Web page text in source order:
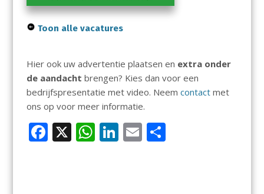
Toon alle vacatures
Hier ook uw advertentie plaatsen en extra onder
de aandacht brengen? Kies dan voor een
bedrijfspresentatie met video. Neem contactmet
ons op voor meer informatie.
F X W Li E D